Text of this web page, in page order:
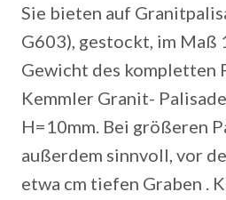
Sie bieten auf
G603), gestockt, im Maß
Gewicht des kompletten
Kemmler Granit-
H=10mm. Bei größeren
außerdem sinnvoll, vor
etwa cm tiefen Graben .